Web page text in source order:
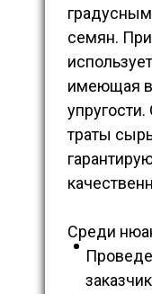
семян.
имеющая
траты
Среди